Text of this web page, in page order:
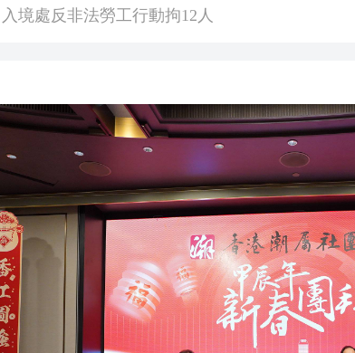
叔」黎彼得
入境處反非法勞工行動拘12人
車路士主帥星將粉嶺揮桿 為香港行畫圓滿句號
波黑130年歷史鋼廠走向破產重組 逾1500工人或失
日本2027國防預算申請近9萬億日圓創新高 應對
相約深圳，見證奇蹟 「熱帶雨林」文藝生